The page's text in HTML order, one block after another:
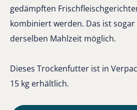
gedämpften
kombiniert werden. Das ist
derselben Mahlzeit möglich.
Dieses Trockenfutter ist in
15 kg erhältlich.